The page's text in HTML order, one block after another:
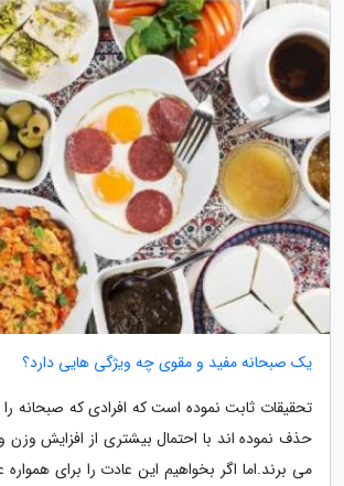
یک صبحانه مفید و مقوی چه ویژگی هایی دارد؟
تحقیقات ثابت نموده است که افرادی که صبحانه
حذف نموده اند با احتمال بیشتری از افزایش
می برند.اما اگر بخواهیم این عادت را برای